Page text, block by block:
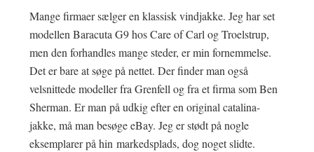
Mange firmaer sælger en klassisk vindjakke. Jeg har set
modellen Baracuta G9 hos Care of Carl og Troelstrup,
men den forhandles mange steder, er min fornemmelse.
Det er bare at søge på nettet. Der finder man også
velsnittede modeller fra Grenfell og fra et firma som Ben
Sherman. Er man på udkig efter en original catalina-
jakke, må man besøge eBay. Jeg er stødt på nogle
eksemplarer på hin markedsplads, dog noget slidte.